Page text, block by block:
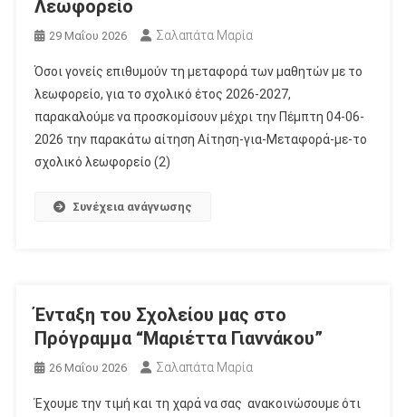
Λεωφορείο
29 Μαΐου 2026 Σαλαπάτα Μαρία
Όσοι γονείς επιθυμούν τη μεταφορά των μαθητών με το
λεωφορείο, για το σχολικό έτος 2026-2027,
παρακαλούμε να προσκομίσουν μέχρι την Πέμπτη 04-06-
2026 την παρακάτω αίτηση Αίτηση-για-Μεταφορά-με-το
σχολικό λεωφορείο (2)
Συνέχεια ανάγνωσης
Ένταξη του Σχολείου μας στο
Πρόγραμμα “Μαριέττα Γιαννάκου”
26 Μαΐου 2026 Σαλαπάτα Μαρία
Έχουμε την τιμή και τη χαρά να σας ανακοινώσουμε ότι